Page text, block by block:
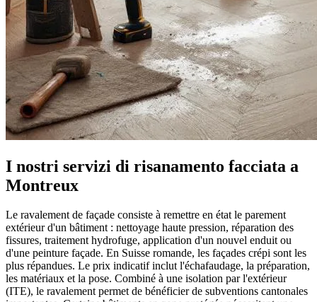
I nostri servizi di risanamento facciata a
Montreux
Le ravalement de façade consiste à remettre en état le parement
extérieur d'un bâtiment : nettoyage haute pression, réparation des
fissures, traitement hydrofuge, application d'un nouvel enduit ou
d'une peinture façade. En Suisse romande, les façades crépi sont les
plus répandues. Le prix indicatif inclut l'échafaudage, la préparation,
les matériaux et la pose. Combiné à une isolation par l'extérieur
(ITE), le ravalement permet de bénéficier de subventions cantonales